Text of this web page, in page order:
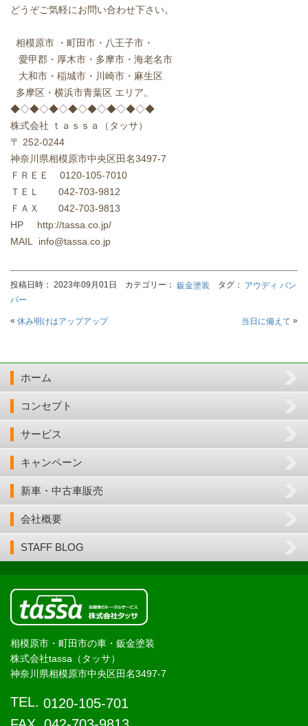
どうぞご気軽にお問い合わせ下さい。
相模原市
・町田市・八王子市・
愛甲郡・厚木市・多摩市・海老名市
大和市・稲城市・川崎市・麻生区
多摩区・横浜市青葉区 エリア。
◆◇◆◇◆◇◆◇◆◇◆◇◆◇◆
株式会社
ｔａｓｓａ（タッサ）
〒 252-0244
神奈川県相模原市中央区田名3497-7
ＦＲＥＥ
0120-105-7010
ＴＥＬ
042-703-9812
ＦＡＸ
042-703-9813
HP http://tassa.co.jp/
MAIL info@tassa.co.jp
投稿日時： 2023年09月01日 カテゴリー： 鈑金塗装 タグ： アウディ バン
パー
« 休み明けはアップアップ 当日に備えて »
ホーム
コンセプト
サービス
キャンペーン
新車・中古車販売
会社概要
STAFF BLOG
相模原市・町田市の車・鈑金塗装
株式会社tassa（タッサ）
神奈川県相模原市中央区田名3497-7
TEL. 0120-105-701